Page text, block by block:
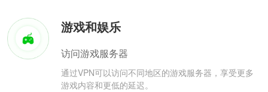
游戏和娱乐
访问游戏服务器
通过VPN可以访问不同地区的游戏服务器，享受更多
游戏内容和更低的延迟。